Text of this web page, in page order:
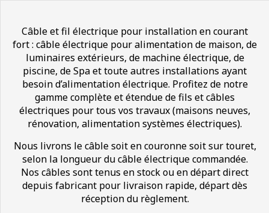
Câble et fil électrique pour installation en courant
fort : câble électrique pour alimentation de maison, de
luminaires extérieurs, de machine électrique, de
piscine, de Spa et toute autres installations ayant
besoin d’alimentation électrique. Profitez de notre
gamme complète et étendue de fils et câbles
électriques pour tous vos travaux (maisons neuves,
rénovation, alimentation systèmes électriques).
Nous livrons le câble soit en couronne soit sur touret,
selon la longueur du câble électrique commandée.
Nos câbles sont tenus en stock ou en départ direct
depuis fabricant pour livraison rapide, départ dès
réception du règlement.